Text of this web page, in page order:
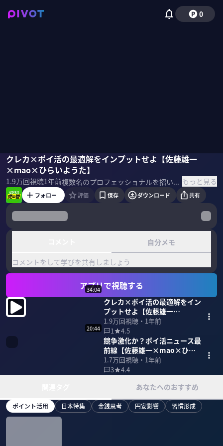
0
クレカ×ポイ活の最適解をインプットせよ【佐藤雄一
×mao×ひらいようた】
1.9万回視聴1年前 複数名のプロフェッショナルを招いて一流だけが知る秘伝書＝虎の巻を得る「ビジネス虎の巻」。記念すべき初回は三田友梨佳がMCを務め、興味関心を抱く「クレカ×ポイ活」の最適解を3名のプロから得る ＜ゲスト＞ 佐藤雄一／クレジットカードあるある（クレカ225枚所有のコレクター） もっと見る
佐藤雄一maoひらいようた三田友梨佳
フォロー 評価 保存 ダウンロード 共有
自分メモ
コメントをして学びを共有しましょう
アプリで視聴する
34:04
クレカ×ポイ活の最適解をイン
プットせよ【佐藤雄一
×mao×ひらいようた】
1.9万回視聴・ 1年前
1
4.5
20:44
競争激化か？ポイ活ニュース最
前線【佐藤雄一×mao×ひら
いようた】
1.7万回視聴・ 1年前
3
4.4
あなたへのおすすめ
ポイント活用 日本特集 金銭思考 円安影響 習慣形成